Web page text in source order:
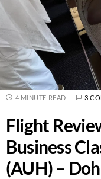
4 MINUTE READ 3
Flight
Business
(AUH) –